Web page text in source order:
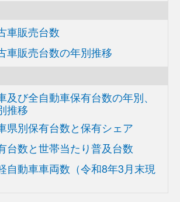
車販売台数
車販売台数の年別推移
及び全自動車保有台数の年別、
推移
県別保有台数と保有シェア
台数と世帯当たり普及台数
自動車車両数 （令和8年3月末現